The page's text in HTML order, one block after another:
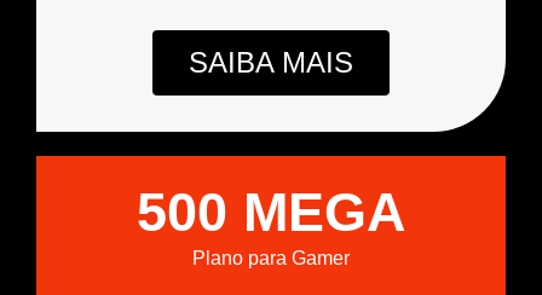
SAIBA MAIS
500 MEGA
Plano para Gamer